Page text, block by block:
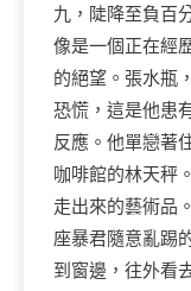
九，陡降至負百
像是一個正在經
的絕望。張水瓶
恐慌，這是他患
反應。他單戀著
咖啡館的林天秤
走出來的藝術品
座暴君隨意亂踢
到窗邊，往外看